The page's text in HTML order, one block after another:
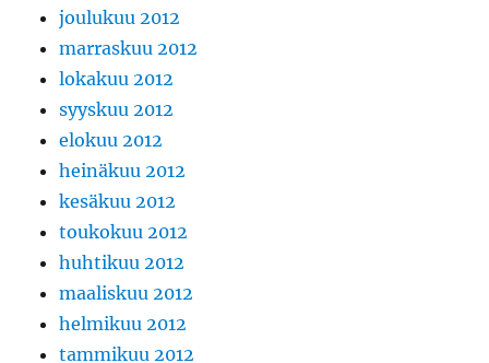
joulukuu 2012
marraskuu 2012
lokakuu 2012
syyskuu 2012
elokuu 2012
heinäkuu 2012
kesäkuu 2012
toukokuu 2012
huhtikuu 2012
maaliskuu 2012
helmikuu 2012
tammikuu 2012